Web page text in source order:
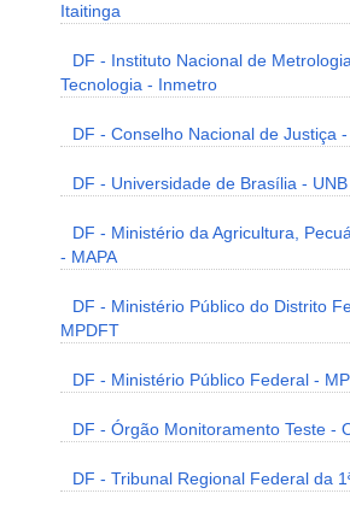
Itaitinga
DF - Instituto Nacional de
Tecnologia - Inmetro
DF - Conselho Nacional de Justiça -
DF - Universidade de Brasília - UNB
DF - Ministério da Agricultura,
- MAPA
DF - Ministério Público do Distrito
MPDFT
DF - Ministério Público Federal -
DF - Órgão Monitoramento Teste -
DF - Tribunal Regional Federal da